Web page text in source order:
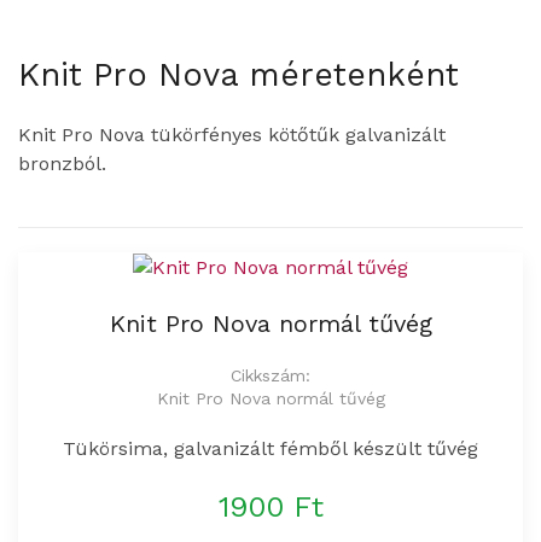
Knit Pro Nova méretenként
Knit Pro Nova tükörfényes kötőtűk galvanizált
bronzból.
Knit Pro Nova normál tűvég
Cikkszám:
Knit Pro Nova normál tűvég
Tükörsima, galvanizált fémből készült tűvég
1900 Ft